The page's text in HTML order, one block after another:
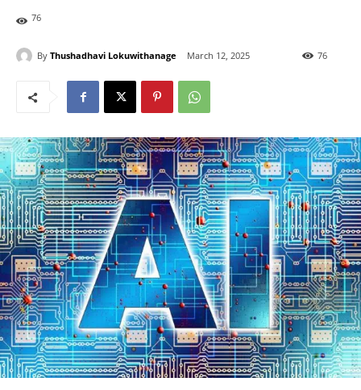
76
By Thushadhavi Lokuwithanage March 12, 2025 76